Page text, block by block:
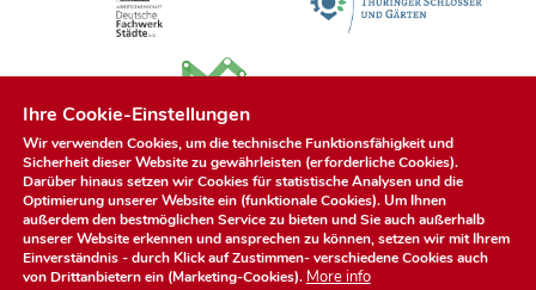
Ihre Cookie-Einstellungen
Wir verwenden Cookies, um die technische Funktionsfähigkeit und
Sicherheit dieser Website zu gewährleisten (erforderliche Cookies).
Darüber hinaus setzen wir Cookies für statistische Analysen und die
Optimierung unserer Website ein (funktionale Cookies). Um Ihnen
außerdem den bestmöglichen Service zu bieten und Sie auch außerhalb
unserer Website erkennen und ansprechen zu können, setzen wir mit Ihrem
Einverständnis - durch Klick aufZustimmen- verschiedene Cookies auch
von Drittanbietern ein (Marketing-Cookies). More info